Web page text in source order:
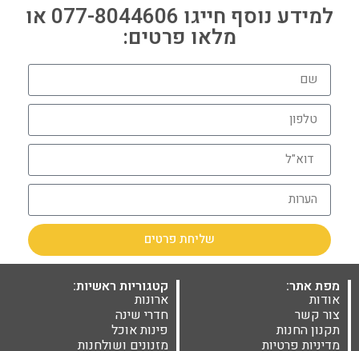
למידע נוסף חייגו 077-8044606 או
מלאו פרטים:
שליחת פרטים
מפת אתר:
אודות
צור קשר
תקנון החנות
מדיניות פרטיות
קטגוריות ראשיות:
ארונות
חדרי שינה
פינות אוכל
מזנונים ושולחנות